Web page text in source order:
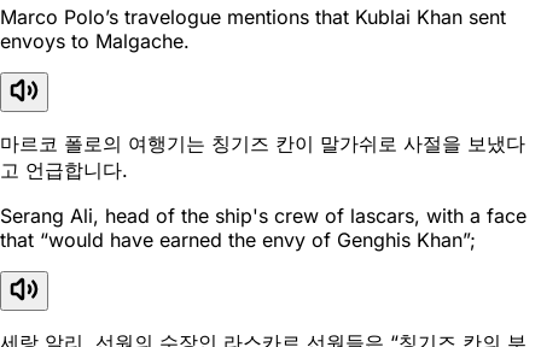
Marco Polo’s travelogue mentions that Kublai Khan sent
envoys to Malgache.
마르코 폴로의 여행기는 칭기즈 칸이 말가쉬로 사절을 보냈다
고 언급합니다.
Serang Ali, head of the ship's crew of lascars, with a face
that “would have earned the envy of Genghis Khan”;